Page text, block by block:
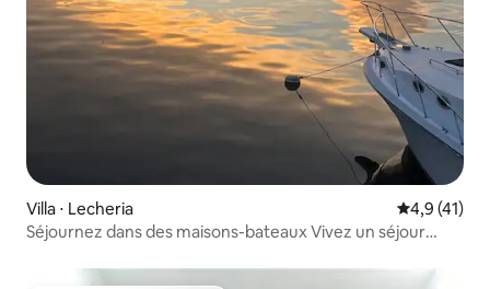
Villa ⋅ Lecheria Évaluation
4,9 (41)
Séjournez dans des maisons-bateaux Vivez un séjour